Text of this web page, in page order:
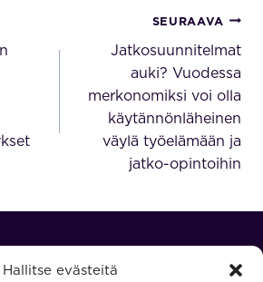
Hallitse evästeitä
SEURAAVA
Jatkosuunnitelmat
auki? Vuodessa
merkonomiksi voi olla
käytännönläheinen
väylä työelämään ja
jatko-opintoihin